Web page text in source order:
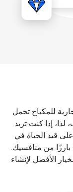
للمكياج تحمل
إذا كنت تريد
على قيد الحياة في
من منافسيك.
الأفضل لإنشاء